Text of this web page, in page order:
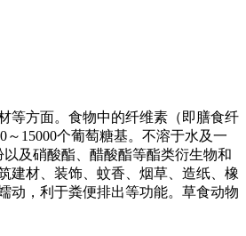
等方面。食物中的纤维素（即膳食纤
15000个葡萄糖基。不溶于水及一
及硝酸酯、醋酸酯等酯类衍生物和
建材、装饰、蚊香、烟草、造纸、橡
动，利于粪便排出等功能。草食动物